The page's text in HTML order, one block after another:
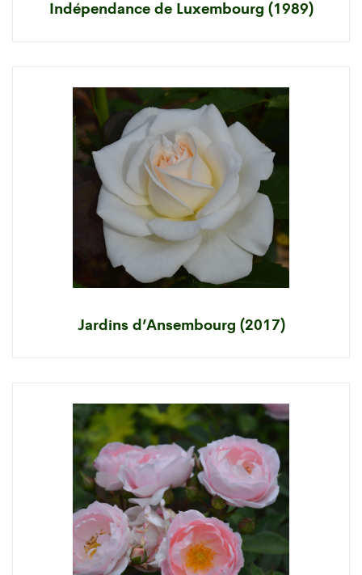
Indépendance de Luxembourg (1989)
Jardins d’Ansembourg (2017)